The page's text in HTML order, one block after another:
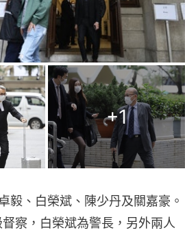
+1
毅、白榮斌、陳少丹及關嘉豪。
察，白榮斌為警長，另外兩人